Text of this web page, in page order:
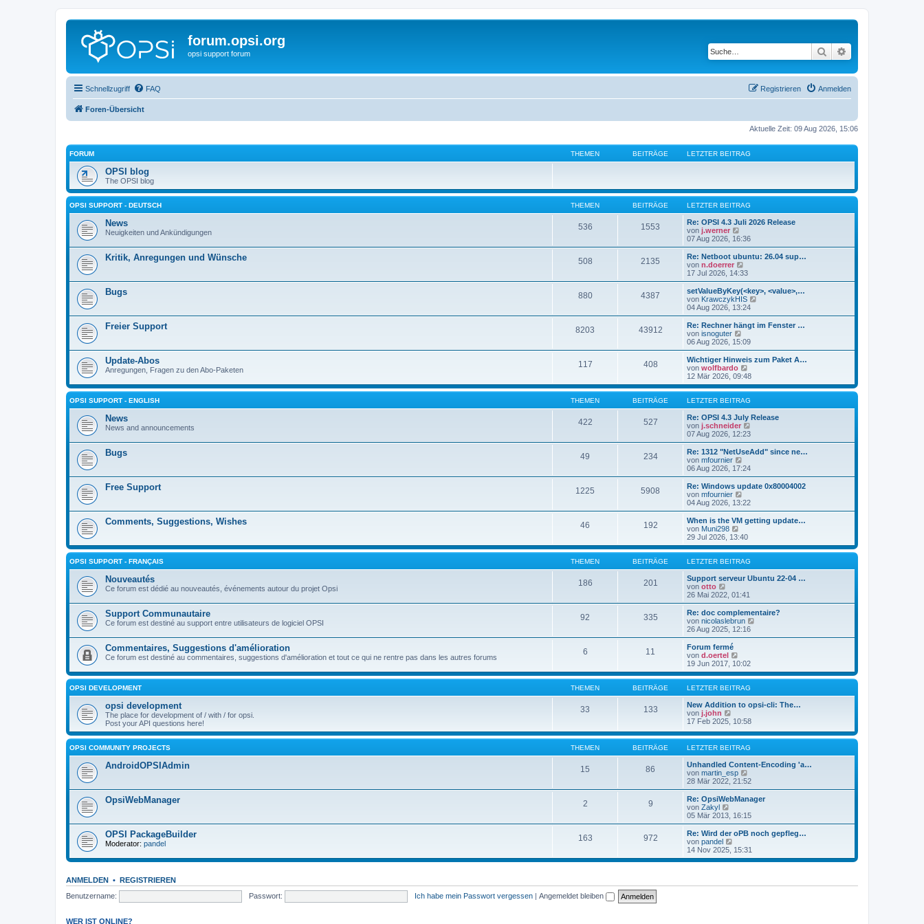
forum.opsi.org
opsi support forum Suche
Schnellzugriff FAQ Anmelden
Registrieren
Foren-Übersicht
Aktuelle Zeit: 09 Aug 2026, 15:06
FORUM THEMEN BEITRÄGE LETZTER BEITRAG
OPSI blog
The OPSI blog
OPSI SUPPORT - DEUTSCH THEMEN BEITRÄGE LETZTER BEITRAG
News
Neuigkeiten und Ankündigungen
536 1553
Re: OPSI 4.3 Juli 2026 Release
von j.werner
e
u
e
s
t
r
B
e
i
r
a
g
07 Aug 2026, 16:36
Kritik, Anregungen und Wünsche 508 2135
Re: Netboot ubuntu: 26.04 sup…
von n.doerrer
e
u
e
s
t
B
e
i
r
a
g
17 Jul 2026, 14:33
Bugs 880 4387
setValueByKey(<key>, <value>,…
von KrawczykHIS
u
e
B
t
g
04 Aug 2026, 13:24
Freier Support 8203 43912
Re: Rechner hängt im Fenster …
von isnoguter
e
u
e
s
t
r
B
e
i
t
r
06 Aug 2026, 15:09
Update-Abos
Anregungen, Fragen zu den Abo-Paketen
117 408
Wichtiger Hinweis zum Paket A…
von wolfbardo
e
u
e
s
t
e
r
B
e
i
r
g
12 Mär 2026, 09:48
OPSI SUPPORT - ENGLISH THEMEN BEITRÄGE LETZTER BEITRAG
News
News and announcements
422 527
Re: OPSI 4.3 July Release
von j.schneider
u
e
B
r
07 Aug 2026, 12:23
Bugs 49 234
Re: 1312 "NetUseAdd" since ne…
von mfournier
e
u
e
s
t
B
e
i
t
r
a
06 Aug 2026, 17:24
Free Support 1225 5908
Re: Windows update 0x80004002
von mfournier
e
u
e
s
t
r
B
e
i
r
04 Aug 2026, 13:22
Comments, Suggestions, Wishes 46 192
When is the VM getting update…
von Muni298
e
u
e
s
t
e
B
e
i
t
r
29 Jul 2026, 13:40
OPSI SUPPORT - FRANÇAIS THEMEN BEITRÄGE LETZTER BEITRAG
Nouveautés
Ce forum est dédié au nouveautés, événements autour du projet Opsi
186 201
Support serveur Ubuntu 22-04 …
von otto
e
u
e
s
t
e
B
e
t
r
a
g
26 Mai 2022, 01:41
Support Communautaire
Ce forum est destiné au support entre utilisateurs de logiciel OPSI
92 335
Re: doc complementaire?
von nicolaslebrun
u
r
e
i
g
26 Aug 2025, 12:16
Commentaires, Suggestions d'amélioration
Ce forum est destiné au commentaires, suggestions d'amélioration et tout ce qui ne rentre pas dans les autres forums
6 11
Forum fermé
von d.oertel
e
u
e
s
t
e
B
i
t
a
g
19 Jun 2017, 10:02
OPSI DEVELOPMENT THEMEN BEITRÄGE LETZTER BEITRAG
opsi development
The place for development of / with / for opsi.
Post your API questions here!
33 133
New Addition to opsi-cli: The…
von j.john
e
e
s
e
r
B
e
t
r
a
g
17 Feb 2025, 10:58
OPSI COMMUNITY PROJECTS THEMEN BEITRÄGE LETZTER BEITRAG
AndroidOPSIAdmin 15 86
Unhandled Content-Encoding 'a…
von martin_esp
e
u
e
t
B
e
i
t
g
28 Mär 2022, 21:52
OpsiWebManager 2 9
Re: OpsiWebManager
von Zakyl
e
u
e
s
t
e
r
i
05 Mär 2013, 16:15
OPSI PackageBuilder
Moderator: pandel
163 972
Re: Wird der oPB noch gepfleg…
von pandel
e
u
14 Nov 2025, 15:31
ANMELDEN • REGISTRIEREN
Benutzername:
Passwort: Ich habe mein Passwort vergessen | Angemeldet bleiben
WER IST ONLINE?